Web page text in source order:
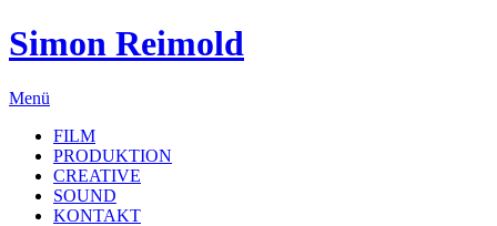
Simon Reimold
Menü
FILM
PRODUKTION
CREATIVE
SOUND
KONTAKT